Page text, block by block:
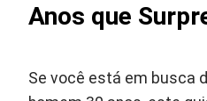
Anos que
Se você está em busca